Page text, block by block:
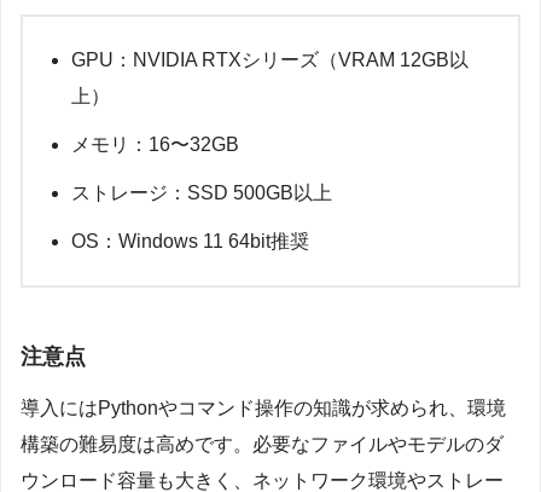
GPU：NVIDIA RTXシリーズ（VRAM 12GB以
上）
メモリ：16〜32GB
ストレージ：SSD 500GB以上
OS：Windows 11 64bit推奨
注意点
導入にはPythonやコマンド操作の知識が求められ、環境
構築の難易度は高めです。必要なファイルやモデルのダ
ウンロード容量も大きく、ネットワーク環境やストレー